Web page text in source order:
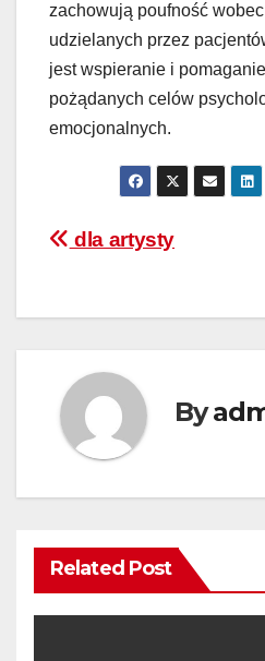
zachowują poufność
udzielanych przez
jest wspieranie i
pożądanych celów
emocjonalnych.
Nawigacja
dla artysty
By
Related Post